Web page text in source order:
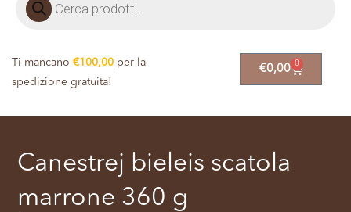
Ti mancano €100,00 per la
spedizione gratuita!
€0,00 0
Canestrej bieleis scatola
marrone 360 g